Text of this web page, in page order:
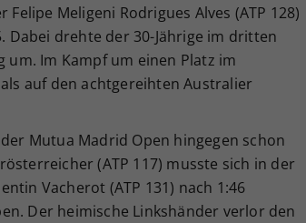
Meligeni Rodrigues Alves (ATP 128)
Dabei drehte der 30-Jährige im dritten
um. Im Kampf um einen Platz im
auf den achtgereihten Australier
Mutua Madrid Open hingegen schon
(ATP 117) musste sich in der
Vacherot (ATP 131) nach 1:46
Der heimische Linkshänder verlor den